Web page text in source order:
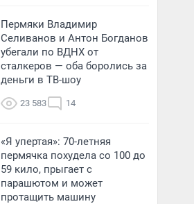
Пермяки Владимир
Селиванов и Антон Богданов
убегали по ВДНХ от
сталкеров — оба боролись за
деньги в ТВ-шоу
23 583 14
«Я упертая»: 70-летняя
пермячка похудела со 100 до
59 кило, прыгает с
парашютом и может
протащить машину